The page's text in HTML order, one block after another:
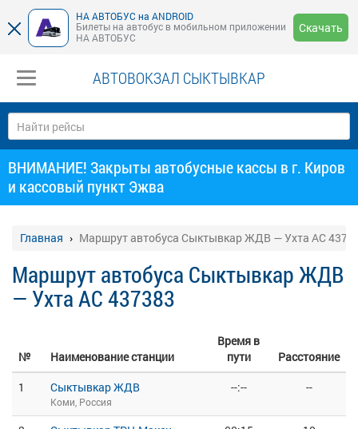
НА АВТОБУС на ANDROID
Билеты на автобус в мобильном приложении
НА АВТОБУС
Скачать
АВТОВОКЗАЛ СЫКТЫВКАР
ВНИМАНИЕ! Закрыты автобусные кассы в г. Киров
и кассовый пункт Эжва
Главная Маршрут автобуса Сыктывкар ЖДВ — Ухта АС
Маршрут автобуса Сыктывкар ЖДВ
— Ухта АС 437383
№ Наименование станции
Время в
пути
Расстояние
1
Сыктывкар ЖДВ
Коми, Россия
--:-- --